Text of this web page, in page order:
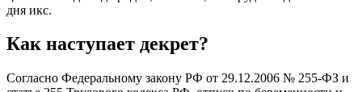
дня икс.
Как наступает декрет?
Согласно Федеральному закону РФ от 29.12.2006 № 255-ФЗ и